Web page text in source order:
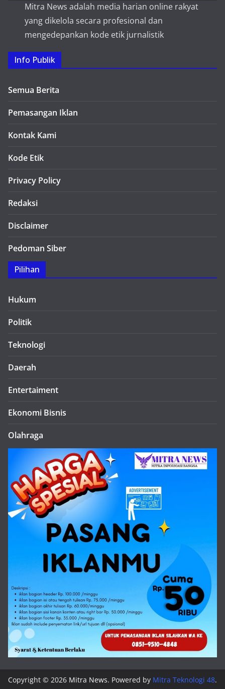
Mitra News adalah media harian online rakyat
yang dikelola secara profesional dan
mengedepankan kode etik jurnalistik
Info Publik
Semua Berita
Pemasangan Iklan
Kontak Kami
Kode Etik
Privacy Policy
Redaksi
Disclaimer
Pedoman Siber
Pilihan
Hukum
Politik
Teknologi
Daerah
Entertaiment
Ekonomi Bisnis
Olahraga
Copyright © 2026 Mitra News. Powered by Mitra Teknologi 48.